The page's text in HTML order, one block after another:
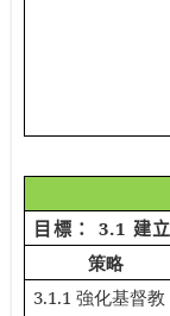
目標： 3.1 建
策略
3.1.1強化基督教